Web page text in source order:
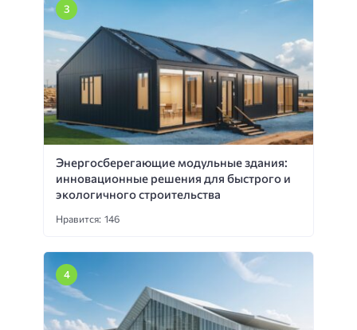
Энергосберегающие модульные здания:
инновационные решения для быстрого и
экологичного строительства
Нравится: 146